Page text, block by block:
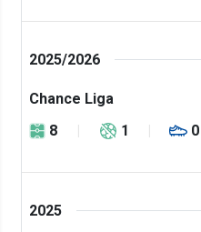
2025/2026
Chance Liga
8
1 0
2025